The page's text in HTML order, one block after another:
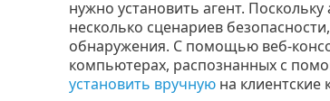
нужно установить агент.
несколько сценариев
обнаружения. С помощью веб-
компьютерах, распознанных с
установить вручнуюна клиентские